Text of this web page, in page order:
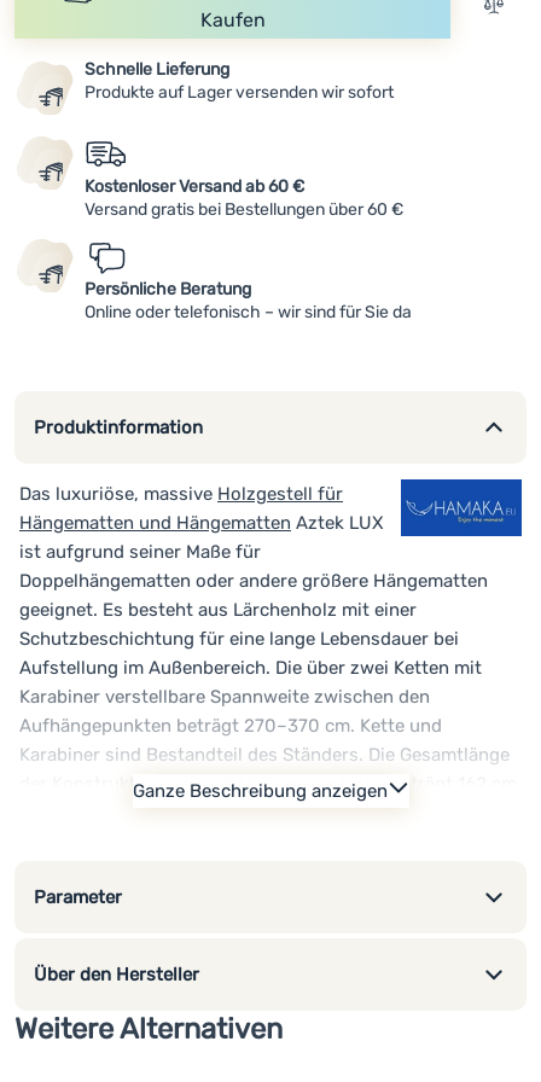
Registrieren
Kaufen Zum
Schnelle Lieferung
Produkte auf Lager versenden wir sofort
Kostenloser Versand ab 60 €
Versand gratis bei Bestellungen über 60 €
Persönliche Beratung
Online oder telefonisch – wir sind für Sie da
Produktinformation
Das luxuriöse, massive Holzgestell für
Hängematten und Hängematten Aztek LUX
ist aufgrund seiner Maße für
Doppelhängematten oder andere größere Hängematten
geeignet. Es besteht aus Lärchenholz mit einer
Schutzbeschichtung für eine lange Lebensdauer bei
Aufstellung im Außenbereich. Die über zwei Ketten mit
Karabiner verstellbare Spannweite zwischen den
Aufhängepunkten beträgt 270–370 cm. Kette und
Karabiner sind Bestandteil des Ständers. Die Gesamtlänge
der Konstruktion beträgt 388 cm, die Höhe beträgt 162 cm
und die Beinspannweite beträgt 132 cm. Der Ständer ist
Hauptvorteile des Ständers:
Wetterschutz
möglich zum Einlegen
für den Innen- und Außenbereich
stabile und solide Konstruktion
Ganze Beschreibung anzeigen
Parameter
Über den Hersteller
Weitere Alternativen